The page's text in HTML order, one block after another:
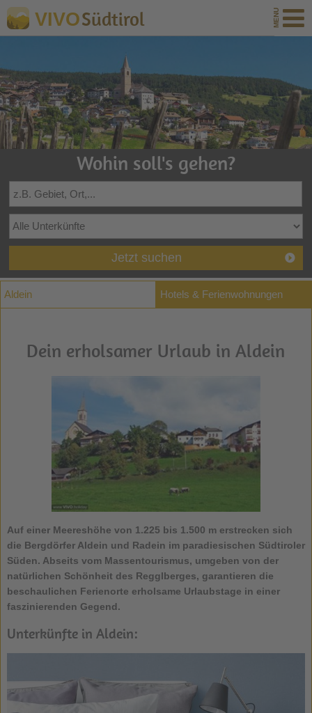
VIVOSüdtirol
Wohin soll's gehen?
Jetzt suchen
Aldein Hotels & Ferienwohnungen
Dein erholsamer Urlaub in Aldein
Auf einer Meereshöhe von 1.225 bis 1.500 m erstrecken sich
die Bergdörfer Aldein und Radein im paradiesischen Südtiroler
Süden. Abseits vom Massentourismus, umgeben von der
natürlichen Schönheit des Regglberges, garantieren die
beschaulichen Ferienorte erholsame Urlaubstage in einer
faszinierenden Gegend.
Unterkünfte in Aldein: